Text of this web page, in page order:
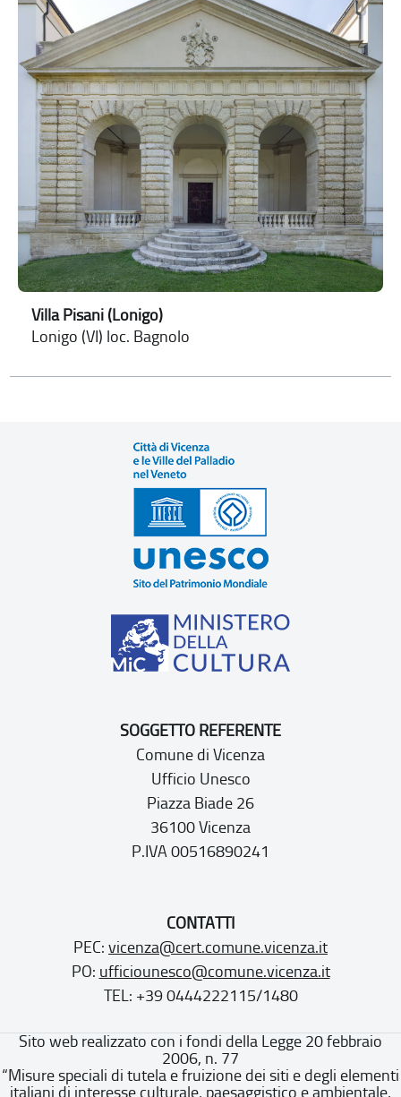
Villa Pisani (Lonigo)
Lonigo (VI) loc. Bagnolo
SOGGETTO REFERENTE
Comune di Vicenza
Ufficio Unesco
Piazza Biade 26
36100 Vicenza
P.IVA 00516890241
CONTATTI
PEC: vicenza@cert.comune.vicenza.it
PO: ufficiounesco@comune.vicenza.it
TEL: +39 0444222115/1480
Sito web realizzato con i fondi della Legge 20 febbraio
2006, n. 77
“Misure speciali di tutela e fruizione dei siti e degli elementi
italiani di interesse culturale, paesaggistico e ambientale,